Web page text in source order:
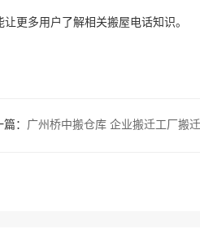
更多用户了解相关搬屋电话知识。
篇： 广州桥中搬仓库 企业搬迁工厂搬